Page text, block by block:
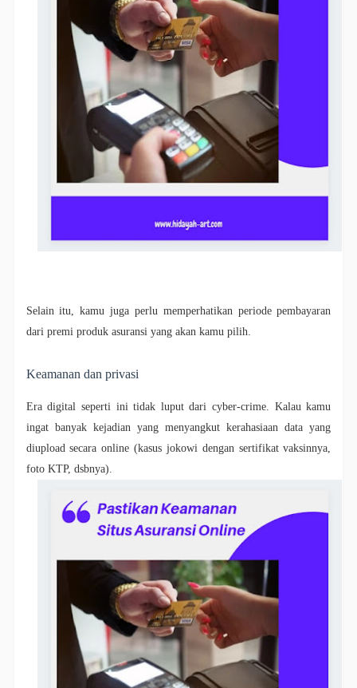
Selain itu, kamu juga perlu memperhatikan periode pembayaran
dari premi produk asuransi yang akan kamu pilih.
Keamanan dan privasi
Era digital seperti ini tidak luput dari cyber-crime. Kalau kamu
ingat banyak kejadian yang menyangkut kerahasiaan data yang
diupload secara online (kasus jokowi dengan sertifikat vaksinnya,
foto KTP, dsbnya).